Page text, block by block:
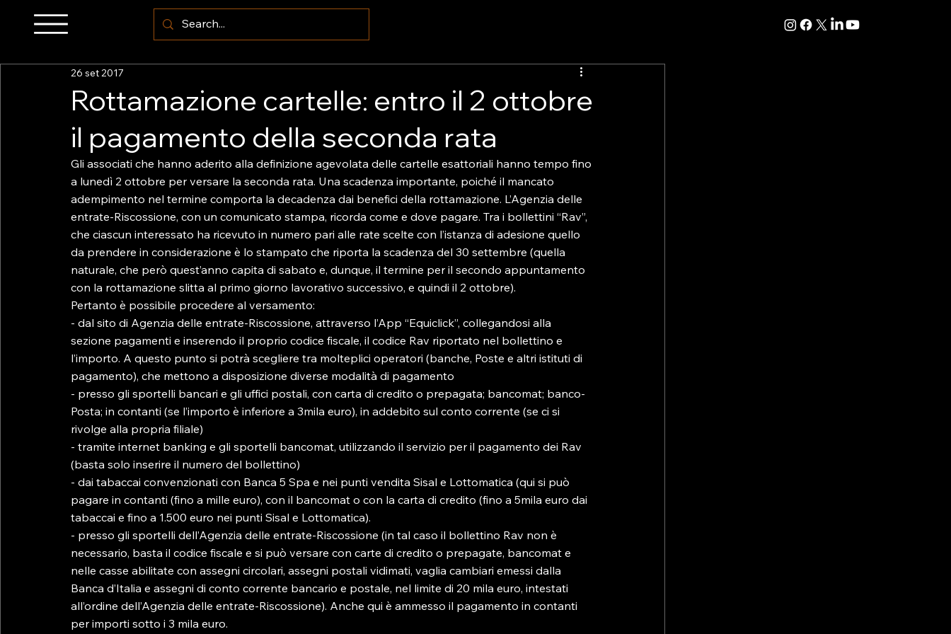
Rottamazione cartelle: entro il 2 ottobre
il pagamento della seconda rata
26 set 2017
Gli associati che hanno aderito alla definizione agevolata delle cartelle esattoriali hanno tempo fino
a lunedì 2 ottobre per versare la seconda rata. Una scadenza importante, poiché il mancato
adempimento nel termine comporta la decadenza dai benefici della rottamazione. L’Agenzia delle
entrate-Riscossione, con un comunicato stampa, ricorda come e dove pagare. Tra i bollettini “Rav”,
che ciascun interessato ha ricevuto in numero pari alle rate scelte con l’istanza di adesione quello
da prendere in considerazione è lo stampato che riporta la scadenza del 30 settembre (quella
naturale, che però quest’anno capita di sabato e, dunque, il termine per il secondo appuntamento
con la rottamazione slitta al primo giorno lavorativo successivo, e quindi il 2 ottobre).
Pertanto è possibile procedere al versamento:
- dal sito di Agenzia delle entrate-Riscossione, attraverso l’App “Equiclick”, collegandosi alla
sezione pagamenti e inserendo il proprio codice fiscale, il codice Rav riportato nel bollettino e
l’importo. A questo punto si potrà scegliere tra molteplici operatori (banche, Poste e altri istituti di
pagamento), che mettono a disposizione diverse modalità di pagamento
- presso gli sportelli bancari e gli uffici postali, con carta di credito o prepagata; bancomat; banco-
Posta; in contanti (se l’importo è inferiore a 3mila euro), in addebito sul conto corrente (se ci si
rivolge alla propria filiale)
- tramite internet banking e gli sportelli bancomat, utilizzando il servizio per il pagamento dei Rav
(basta solo inserire il numero del bollettino)
- dai tabaccai convenzionati con Banca 5 Spa e nei punti vendita Sisal e Lottomatica (qui si può
pagare in contanti (fino a mille euro), con il bancomat o con la carta di credito (fino a 5mila euro dai
tabaccai e fino a 1.500 euro nei punti Sisal e Lottomatica).
- presso gli sportelli dell’Agenzia delle entrate-Riscossione (in tal caso il bollettino Rav non è
necessario, basta il codice fiscale e si può versare con carte di credito o prepagate, bancomat e
nelle casse abilitate con assegni circolari, assegni postali vidimati, vaglia cambiari emessi dalla
Banca d’Italia e assegni di conto corrente bancario e postale, nel limite di 20 mila euro, intestati
all’ordine dell’Agenzia delle entrate-Riscossione). Anche qui è ammesso il pagamento in contanti
per importi sotto i 3 mila euro.